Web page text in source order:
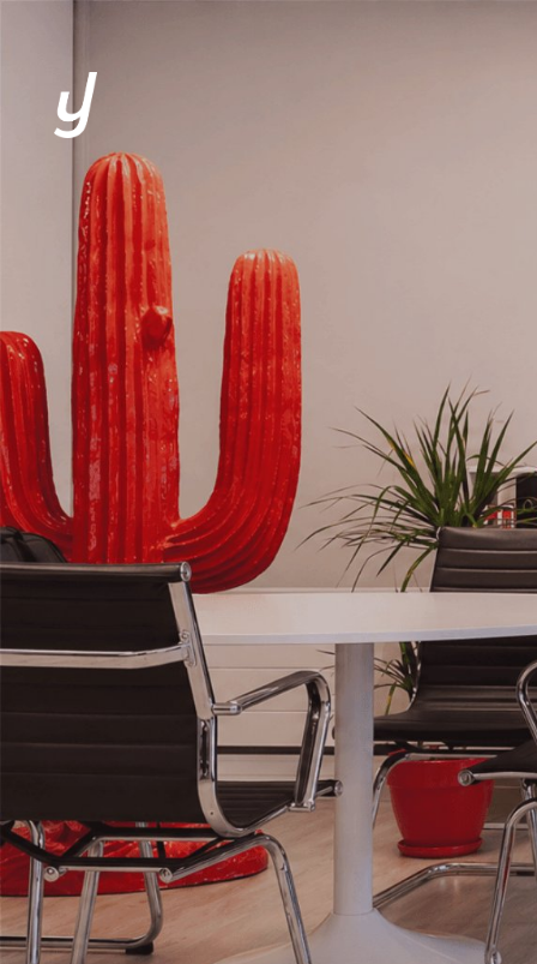
ACTUALITÉS
CONTACT
L’Agence de
communication
qui propulse
Votre
Business